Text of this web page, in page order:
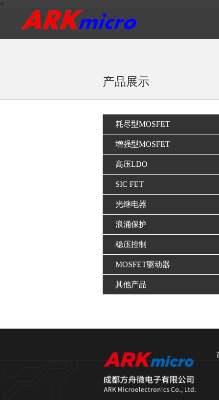
<
产品展示
耗尽型MOSFET
增强型MOSFET
高压LDO
SIC FET
光继电器
浪涌保护
稳压控制
MOSFET驱动器
其他产品